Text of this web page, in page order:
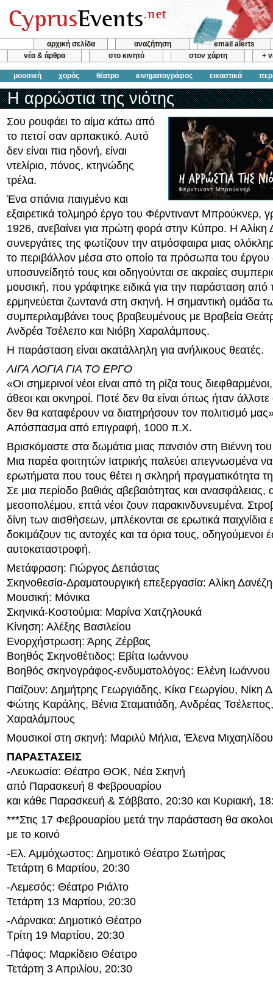
αρχική σελίδα αναζήτηση
email alerts
νέα & άρθρα
στο κινητό στον χάρτη +
μουσική χορός θέατρο κινηματογράφος εικαστικά
Η αρρώστια της νιότης
Σου ρουφάει το αίμα κάτω από
το πετσί σαν αρπακτικό. Αυτό
δεν είναι πια ηδονή, είναι
ντελίριο, πόνος, κτηνώδης
τρέλα.
Ένα σπάνια παιγμένο και
εξαιρετικά τολμηρό έργο του Φέρντιναντ Μπρούκνερ,
1926, ανεβαίνει για πρώτη φορά στην Κύπρο. Η Αλίκη
συνεργάτες της φωτίζουν την ατμόσφαιρα μιας
το περιβάλλον μέσα στο οποίο τα πρόσωπα του έργου
υποσυνείδητό τους και οδηγούνται σε ακραίες
μουσική, που γράφτηκε ειδικά για την παράσταση από
ερμηνεύεται ζωντανά στη σκηνή. Η σημαντική ομάδα
συμπεριλαμβάνει τους βραβευμένους με Βραβεία
Ανδρέα Τσέλεπο και Νιόβη Χαραλάμπους.
Η παράσταση είναι ακατάλληλη για ανήλικους θεατές.
ΛΙΓΑ ΛΟΓΙΑ ΓΙΑ ΤΟ ΕΡΓΟ
«Οι σημερινοί νέοι είναι από τη ρίζα τους διεφθαρμένοι,
άθεοι και οκνηροί. Ποτέ δεν θα είναι όπως ήταν άλλοτε
δεν θα καταφέρουν να διατηρήσουν τον πολιτισμό
Απόσπασμα από επιγραφή, 1000 π.Χ.
Βρισκόμαστε στα δωμάτια μιας πανσιόν στη Βιέννη
Μια παρέα φοιτητών Ιατρικής παλεύει απεγνωσμένα
ερωτήματα που τους θέτει η σκληρή πραγματικότητα
Σε μια περίοδο βαθιάς αβεβαιότητας και ανασφάλειας,
μεσοπολέμου, επτά νέοι ζουν παρακινδυνευμένα.
δίνη των αισθήσεων, μπλέκονται σε ερωτικά παιχνίδια
δοκιμάζουν τις αντοχές και τα όρια τους, οδηγούμενοι
αυτοκαταστροφή.
Μετάφραση: Γιώργος Δεπάστας
Σκηνοθεσία-Δραματουργική επεξεργασία: Αλίκη
Μουσική: Μόνικα
Σκηνικά-Κοστούμια: Μαρίνα Χατζηλουκά
Κίνηση: Αλέξης Βασιλείου
Ενορχήστρωση: Άρης Ζέρβας
Βοηθός Σκηνοθέτιδος: Εβίτα Ιωάννου
Βοηθός σκηνογράφος-ενδυματολόγος: Ελένη Ιωάννου
Παίζουν: Δημήτρης Γεωργιάδης, Κίκα Γεωργίου, Νίκη
Φώτης Καράλης, Βένια Σταματιάδη, Ανδρέας
Χαραλάμπους
Μουσικοί στη σκηνή: Μαριλύ Μήλια, Έλενα Μιχαηλίδου
ΠΑΡΑΣΤΑΣΕΙΣ
-Λευκωσία: Θέατρο ΘΟΚ, Νέα Σκηνή
από Παρασκευή 8 Φεβρουαρίου
και κάθε Παρασκευή & Σάββατο, 20:30 και Κυριακή,
***Στις 17 Φεβρουαρίου μετά την παράσταση θα
με το κοινό
-Ελ. Αμμόχωστος: Δημοτικό Θέατρο Σωτήρας
Τετάρτη 6 Μαρτίου, 20:30
-Λεμεσός: Θέατρο Ριάλτο
Τετάρτη 13 Μαρτίου, 20:30
-Λάρνακα: Δημοτικό Θέατρο
Τρίτη 19 Μαρτίου, 20:30
-Πάφος: Μαρκίδειο Θέατρο
Τετάρτη 3 Απριλίου, 20:30